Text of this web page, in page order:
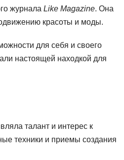
журнала Like Magazine. Она
красоты и моды.
для себя и своего
настоящей находкой для
талант и интерес к
техники и приемы создания